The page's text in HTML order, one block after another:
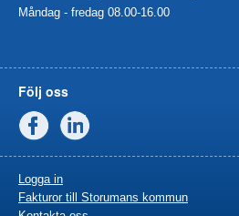
Måndag - fredag 08.00-16.00
Följ oss
Facebook
Logga in
Fakturor till Storumans kommun